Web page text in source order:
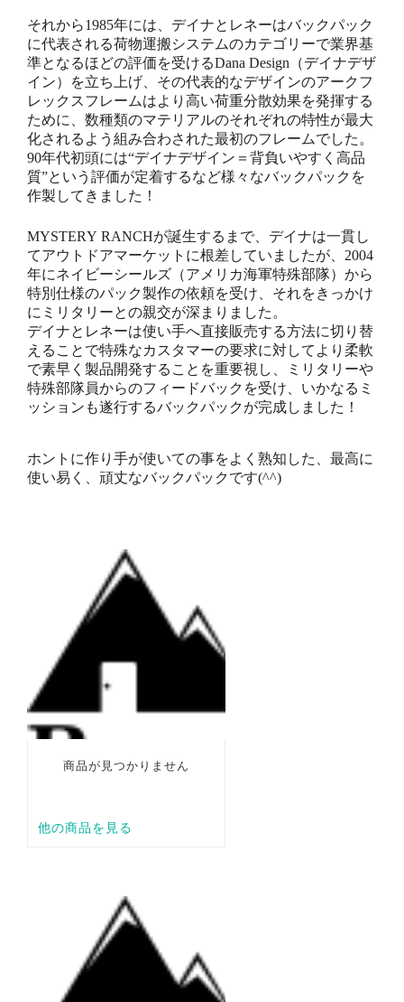
それから1985年には、デイナとレネーはバックパック
に代表される荷物運搬システムのカテゴリーで業界基
準となるほどの評価を受けるDana Design（デイナデザ
イン）を立ち上げ、その代表的なデザインのアークフ
レックスフレームはより高い荷重分散効果を発揮する
ために、数種類のマテリアルのそれぞれの特性が最大
化されるよう組み合わされた最初のフレームでした。
90年代初頭には“デイナデザイン＝背負いやすく高品
質”という評価が定着するなど様々なバックパックを
作製してきました！
MYSTERY RANCHが誕生するまで、デイナは一貫し
てアウトドアマーケットに根差していましたが、2004
年にネイビーシールズ（アメリカ海軍特殊部隊）から
特別仕様のパック製作の依頼を受け、それをきっかけ
にミリタリーとの親交が深まりました。
デイナとレネーは使い手へ直接販売する方法に切り替
えることで特殊なカスタマーの要求に対してより柔軟
で素早く製品開発することを重要視し、ミリタリーや
特殊部隊員からのフィードバックを受け、いかなるミ
ッションも遂行するバックパックが完成しました！
ホントに作り手が使いての事をよく熟知した、最高に
使い易く、頑丈なバックパックです(^^)